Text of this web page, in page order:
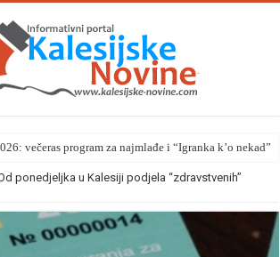
večeras program za najmlađe i “Igranka k’o nekad”
ponedjeljka u Kalesiji podjela “zdravstvenih”